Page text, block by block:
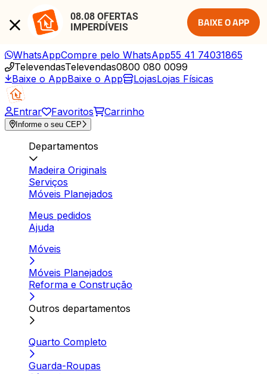
08.08 OFERTAS
IMPERDÍVEIS
BAIXE O APP
WhatsAppCompre pelo WhatsApp55 41 74031865
TelevendasTelevendas0800 080 0099
Baixe o AppBaixe o App LojasLojas Físicas
Entrar Favoritos Carrinho
Informe o seu CEP
Departamentos
Madeira Originals
Serviços
Móveis Planejados
Meus pedidos
Ajuda
Móveis
Móveis Planejados
Reforma e Construção
Outros departamentos
Quarto Completo
Guarda-Roupas